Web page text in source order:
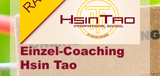
Einzel-Coaching
Hsin Tao